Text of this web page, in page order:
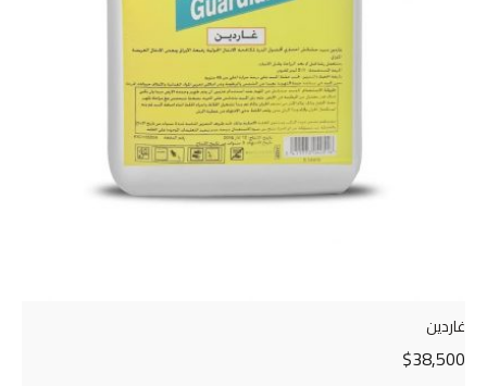
غاردين
$38,500